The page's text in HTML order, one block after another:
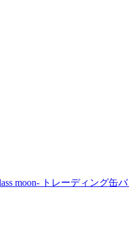
moon- トレーディング缶